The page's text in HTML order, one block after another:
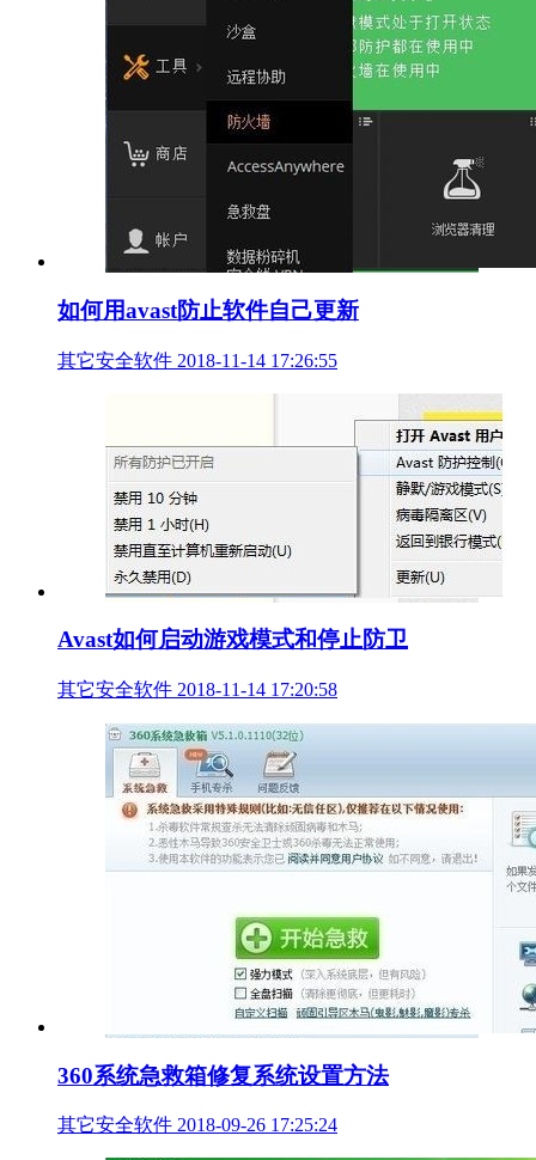
如何用avast防止软件自己更新
其它安全软件 2018-11-14 17:26:55
Avast如何启动游戏模式和停止防卫
其它安全软件 2018-11-14 17:20:58
360系统急救箱修复系统设置方法
其它安全软件 2018-09-26 17:25:24